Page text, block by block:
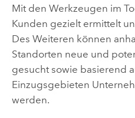
Mit den Werkzeugen im
Kunden gezielt ermittelt
Des Weiteren können
Standorten neue und
gesucht sowie basierend
Einzugsgebieten
werden.